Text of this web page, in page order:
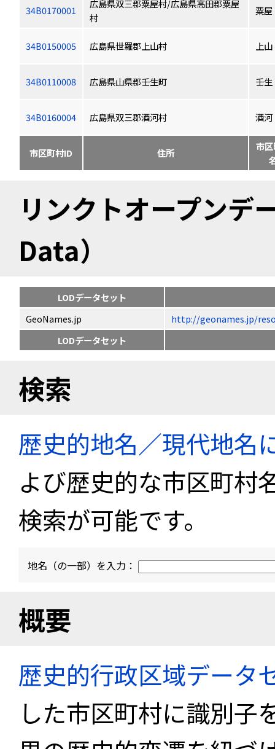
34B0170001
広島県双三郡粟屋村/広島県高田郡粟屋
村
粟屋
34B0150005 広島県世羅郡上山村 上山
34B0110008 広島県山県郡壬生町 壬生
34B0160004 広島県双三郡酒河村 酒河
市区町村ID 住所
市
リンクトオープン
Data）
LODデータセット
GeoNames.jp
http://geonames.jp/
LODデータセット
検索
歴史的地名／現代地名
よび歴史的な市区町村
検索が可能です。
地名（の一部）を入力：
概要
歴史的行政区域データ
した市区町村に識別子